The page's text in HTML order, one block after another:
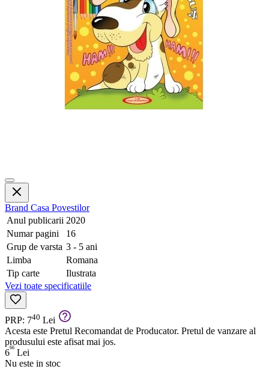
Brand Casa Povestilor
Anul publicarii 2020
Numar pagini
16
Grup de varsta 3 - 5 ani
Limba
Romana
Tip carte
Ilustrata
Vezi toate specificatiile
PRP: 740 Lei
Acesta este Pretul Recomandat de Producator. Pretul de vanzare al
produsului este afisat mai jos.
666 Lei
Nu este in stoc